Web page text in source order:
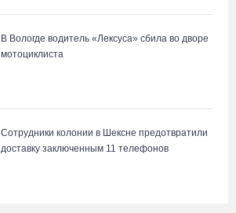
В Вологде водитель «Лексуса» сбила во дворе
мотоциклиста
Сотрудники колонии в Шексне предотвратили
доставку заключенным 11 телефонов